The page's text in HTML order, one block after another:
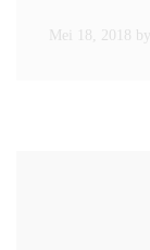
Mei 18, 2018 by